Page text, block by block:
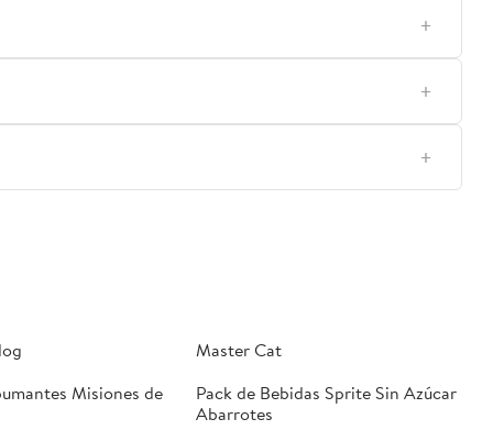
Master Cat
Misiones de
Pack de Bebidas Sprite Sin Azúcar
Abarrotes